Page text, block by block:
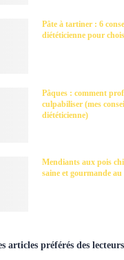
Pâte à tartiner : 6
diététicienne pour
Pâques : comment
culpabiliser (mes
diététicienne)
Mendiants aux pois
saine et gourmande au
articles préférés des